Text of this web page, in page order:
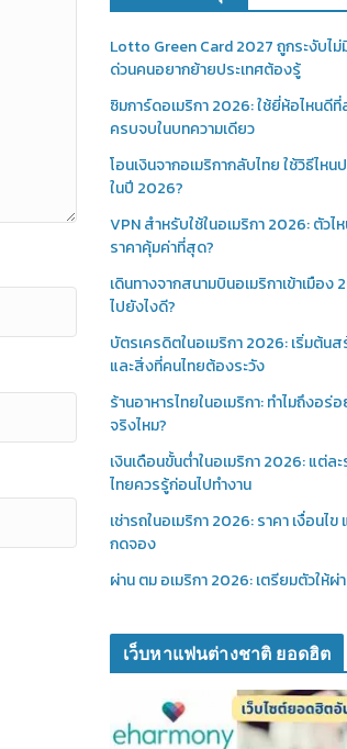
Lotto Green Card 2027 ถูกระงับไม่
ด่วนคนอยากย้ายประเทศต้องรู้
ซิมการ์ดอเมริกา 2026: ใช้ยี่ห้อไหนดี
ครบจบในบทความเดียว
โอนเงินจากอเมริกากลับไทย ใช้วิธีไห
ในปี 2026?
VPN สำหรับใช้ในอเมริกา 2026: ตัว
ราคาคุ้มค่าที่สุด?
เดินทางจากสนามบินอเมริกาเข้าเมือง
ไปยังไงดี?
บัตรเครดิตในอเมริกา 2026: เริ่มต้น
และสิ่งที่คนไทยต้องระวัง
ร้านอาหารไทยในอเมริกา: ทำไมถึงอร่
จริงไหม?
เงินเดือนขั้นต่ำในอเมริกา 2026: แต่ล
ไทยควรรู้ก่อนไปทำงาน
เช่ารถในอเมริกา 2026: ราคา เงื่อนไ
กดจอง
ผ่าน ตม อเมริกา 2026: เตรียมตัวให้ผ่
เว็บหาแฟนต่างชาติ ยอดฮิต